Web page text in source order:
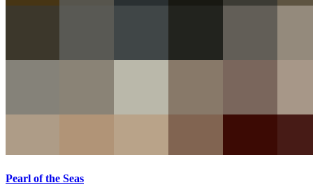
Pearl of the Seas